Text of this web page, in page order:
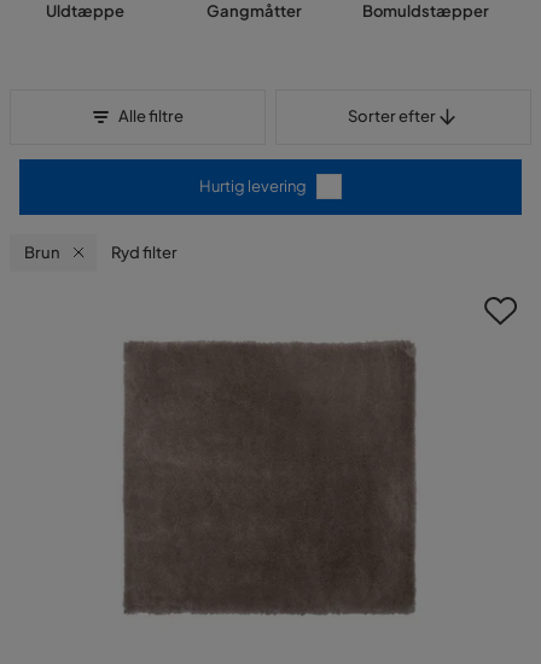
Uldtæppe Gangmåtter Bomuldstæpper
Alle filtre Sorter efter
Hurtig levering
Brun Ryd filter